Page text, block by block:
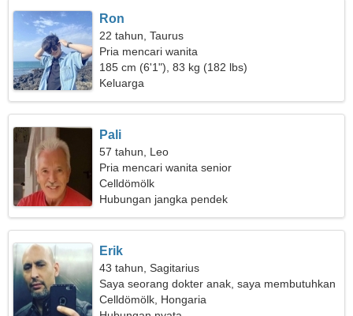
Ron
22 tahun, Taurus
Pria mencari wanita
185 cm (6'1"), 83 kg (182 lbs)
Keluarga
Pali
57 tahun, Leo
Pria mencari wanita senior
Celldömölk
Hubungan jangka pendek
Erik
43 tahun, Sagitarius
Saya seorang dokter anak, saya membutuhkan
seorang wanita pemalu
Celldömölk, Hongaria